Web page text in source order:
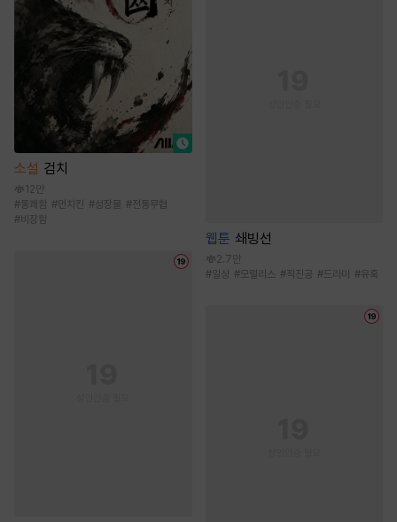
소설 검치
12만
#통쾌함 #먼치킨 #성장물 #전통무협
#비장함
웹툰 쇄빙선
2.7만
#일상 #모럴리스 #직진공 #드라마 #유혹